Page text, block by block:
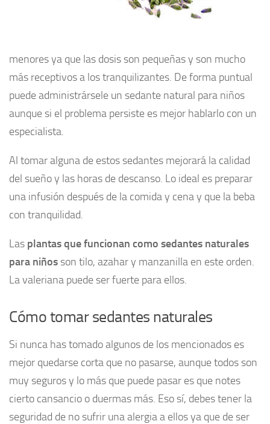
menores ya que las dosis son pequeñas y son mucho
más receptivos a los tranquilizantes. De forma puntual
puede administrársele un sedante natural para niños
aunque si el problema persiste es mejor hablarlo con un
especialista.
Al tomar alguna de estos sedantes mejorará la calidad
del sueño y las horas de descanso. Lo ideal es preparar
una infusión después de la comida y cena y que la beba
con tranquilidad.
Las plantas que funcionan como sedantes naturales
para niños son tilo, azahar y manzanilla en este orden.
La valeriana puede ser fuerte para ellos.
Cómo tomar sedantes naturales
Si nunca has tomado algunos de los mencionados es
mejor quedarse corta que no pasarse, aunque todos son
muy seguros y lo más que puede pasar es que notes
cierto cansancio o duermas más. Eso sí, debes tener la
seguridad de no sufrir una alergia a ellos ya que de ser